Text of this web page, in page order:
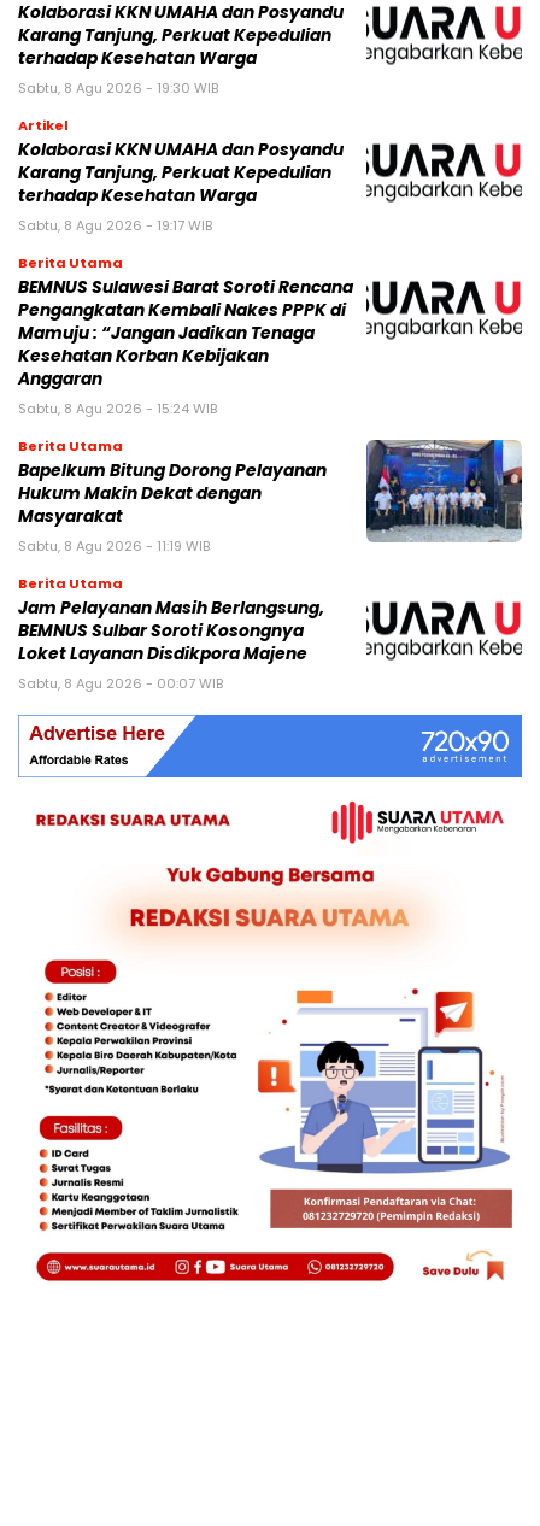
Kolaborasi KKN UMAHA dan Posyandu
Karang Tanjung, Perkuat Kepedulian
terhadap Kesehatan Warga
Sabtu, 8 Agu 2026 - 19:30 WIB
Artikel
Kolaborasi KKN UMAHA dan Posyandu
Karang Tanjung, Perkuat Kepedulian
terhadap Kesehatan Warga
Sabtu, 8 Agu 2026 - 19:17 WIB
Berita Utama
BEMNUS Sulawesi Barat Soroti Rencana
Pengangkatan Kembali Nakes PPPK di
Mamuju : “Jangan Jadikan Tenaga
Kesehatan Korban Kebijakan
Anggaran
Sabtu, 8 Agu 2026 - 15:24 WIB
Berita Utama
Bapelkum Bitung Dorong Pelayanan
Hukum Makin Dekat dengan
Masyarakat
Sabtu, 8 Agu 2026 - 11:19 WIB
Berita Utama
Jam Pelayanan Masih Berlangsung,
BEMNUS Sulbar Soroti Kosongnya
Loket Layanan Disdikpora Majene
Sabtu, 8 Agu 2026 - 00:07 WIB